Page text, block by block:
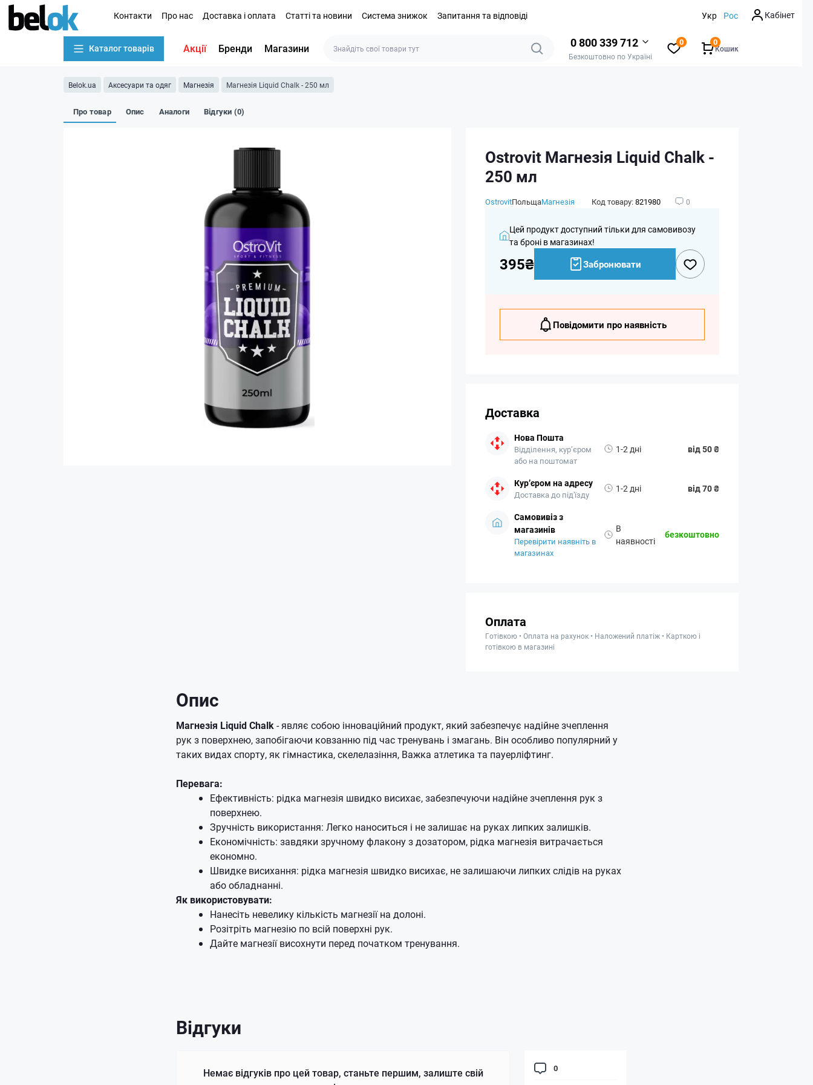
Контакти Про нас Доставка і оплата Статті та новини Система знижок Запитання та відповіді Укр Рос Кабінет
Каталог товарів Акції Бренди Магазини 0 800 339 712
Безкоштовно по Україні
0
Кошик
0
Belok.ua Аксесуари та одяг Магнезія Магнезія Liquid Chalk - 250 мл
Про товар Опис Аналоги Відгуки (0)
Ostrovit Магнезія Liquid Chalk -
250 мл
OstrovitПольщаМагнезія Код товару:821980 0
Цей продукт доступний тільки для самовивозу
та броні в магазинах!
395₴ Забронювати
Повідомити про наявність
Доставка
Нова Пошта
Відділення, кур’єром
або на поштомат
1-2 дні від 50 ₴
Кур’єром на адресу
Доставка до під'їзду
1-2 дні від 70 ₴
Самовивіз з
магазинів
Перевірити наявніть в
магазинах
В
наявності
безкоштовно
Оплата
Готівкою • Оплата на рахунок • Наложений платіж • Карткою і
готівкою в магазині
Опис
Магнезія Liquid Chalk- являє собою інноваційний продукт, який забезпечує надійне зчеплення
рук з поверхнею, запобігаючи ковзанню під час тренувань і змагань. Він особливо популярний у
таких видах спорту, як гімнастика, скелелазіння, Важка атлетика та пауерліфтинг.
Перевага:
Ефективність: рідка магнезія швидко висихає, забезпечуючи надійне зчеплення рук з
поверхнею.
Зручність використання: Легко наноситься і не залишає на руках липких залишків.
Економічність: завдяки зручному флакону з дозатором, рідка магнезія витрачається
економно.
Швидке висихання: рідка магнезія швидко висихає, не залишаючи липких слідів на руках
або обладнанні.
Як використовувати:
Нанесіть невелику кількість магнезії на долоні.
Розітріть магнезію по всій поверхні рук.
Дайте магнезії висохнути перед початком тренування.
Відгуки
0
Немає відгуків про цей товар, станьте першим, залиште свій